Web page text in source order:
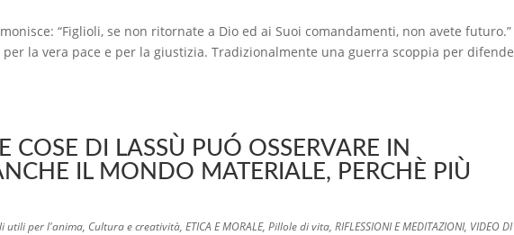
“Figlioli, se non ritornate a Dio ed ai Suoi comandamenti, non avete futuro.”
la vera pace e per la giustizia. Tradizionalmente una guerra scoppia per
COSE DI LASSÙ PUÓ OSSERVARE IN
IL MONDO MATERIALE, PERCHÈ PIÙ
utili per l'anima, Cultura e creatività, ETICA E MORALE, Pillole di vita, RIFLESSIONI E MEDITAZIONI, VIDEO